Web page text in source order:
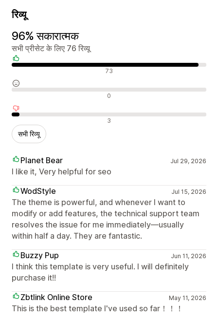
रिव्यू
96% सकारात्मक
सभी प्रीसेट के लिए 76 रिव्यू
73
0
3
सभी रिव्यू
Planet Bear Jul 29, 2026
I like it, Very helpful for seo
WodStyle
Jul 15, 2026
The theme is powerful, and whenever I want to
modify or add features, the technical support team
resolves the issue for me immediately—usually
within half a day. They are fantastic.
Buzzy Pup
Jun 11, 2026
I think this template is very useful. I will definitely
purchase it!!
Zbtlink Online Store
May 11, 2026
This is the best template I've used so far！！！